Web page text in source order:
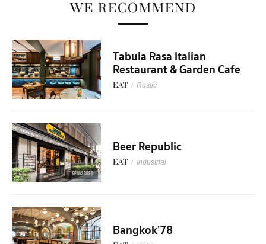
WE RECOMMEND
Tabula Rasa Italian
Restaurant & Garden Cafe
EAT / Rustic
SPONSORED
Beer Republic
EAT / Industrial
Bangkok’78